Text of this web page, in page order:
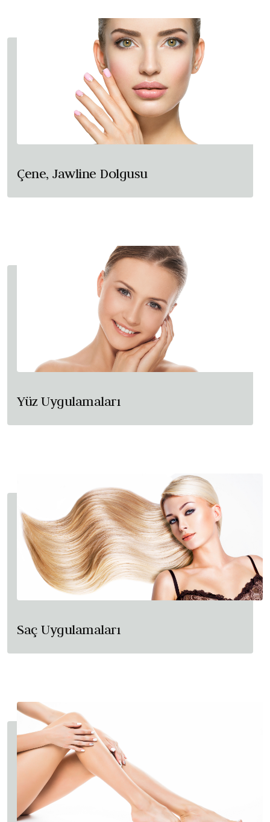
Çene, Jawline Dolgusu
Yüz Uygulamaları
Saç Uygulamaları